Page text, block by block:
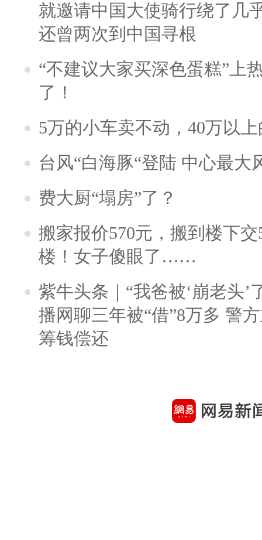
就邀请中国大使骑行绕了几
还曾两次到中国寻根
“不建议大家买深色蛋糕”上
了！
5万的小车卖不动，40万以
台风“白海豚“登陆 中心最大
费大厨“塌房”了？
搬家报价570元，搬到楼下
楼！女子傻眼了……
紫牛头条｜“我爸被‘崩老头’
播网聊三年被“借”8万多 警
筹钱偿还